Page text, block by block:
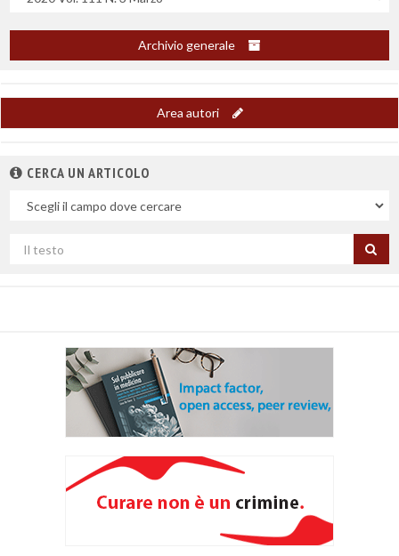
Archivio generale
Area autori
CERCA UN ARTICOLO
campo
per